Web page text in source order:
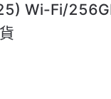
Wi-Fi/